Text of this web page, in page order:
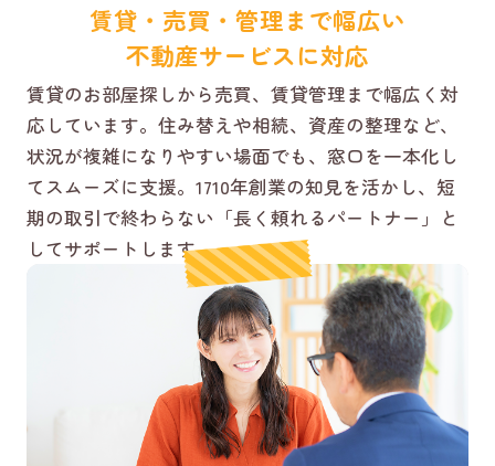
賃貸・売買・管理まで幅広い
不動産サービスに対応
賃貸のお部屋探しから売買、賃貸管理まで幅広く対
応しています。住み替えや相続、資産の整理など、
状況が複雑になりやすい場面でも、窓口を一本化し
てスムーズに支援。1710年創業の知見を活かし、短
期の取引で終わらない「長く頼れるパートナー」と
してサポートします。